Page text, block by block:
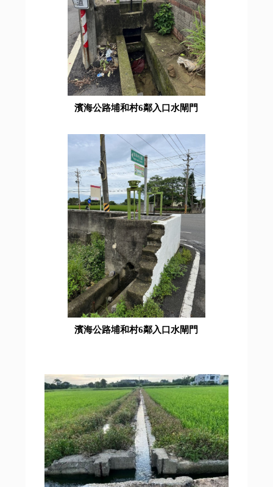
濱海公路埔和村6鄰入口水閘門
濱海公路埔和村6鄰入口水閘門